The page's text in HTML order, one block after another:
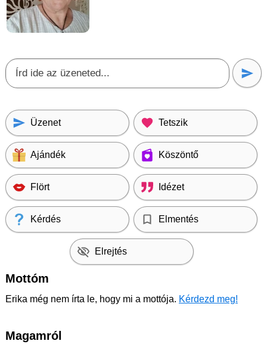
Üzenet Tetszik
Ajándék Köszöntő
Flört Idézet
Kérdés Elmentés
Elrejtés
Mottóm
Erika még nem írta le, hogy mi a mottója. Kérdezd meg!
Magamról